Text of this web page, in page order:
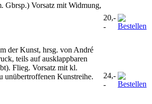
Gbrsp.) Vorsatz mit Widmung,
20,-
-
der Kunst, hrsg. von André
teils auf ausklappbaren
Flieg. Vorsatz mit kl.
unübertroffenen Kunstreihe.
24,-
-